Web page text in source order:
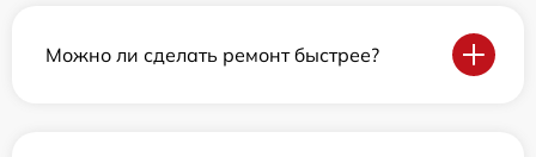
Можно ли сделать ремонт быстрее?